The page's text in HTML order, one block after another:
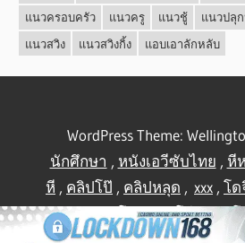
แนวครอบครัว
แนวครู แนวชู้ แนวปลุ
แนวสวิง
แนวสวิงกิ้ง แอบเอาลักหลับ
WordPress Theme:
นักศึกษา , หนังเอวีซับไทย , หี
หี , คลิปโป๊ , คลิปหลุด , xxx , โ
บ้าน,คลิปโป้,คลิปโป๊,คลิปโ